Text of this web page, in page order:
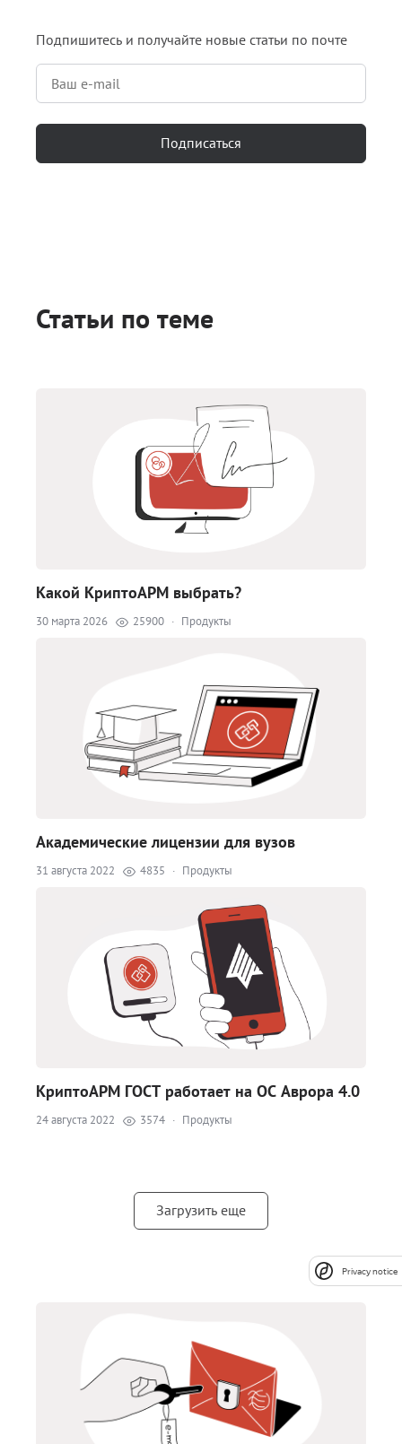
Подпишитесь и получайте новые статьи по почте
Подписаться
Статьи по теме
Какой КриптоАРМ выбрать?
30 марта 2026 25900 · Продукты
Академические лицензии для вузов
31 августа 2022 4835 · Продукты
КриптоАРМ ГОСТ работает на ОС Аврора 4.0
24 августа 2022 3574 · Продукты
Загрузить еще
Privacy notice